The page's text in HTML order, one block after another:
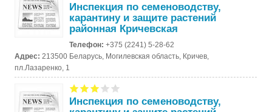
Инспекция по семеноводству,
карантину и защите растений
районная Кричевская
Телефон:+375 (2241) 5-28-62
Адрес: 213500 Беларусь, Могилевская область, Кричев,
пл.Лазаренко, 1
Инспекция по семеноводству,